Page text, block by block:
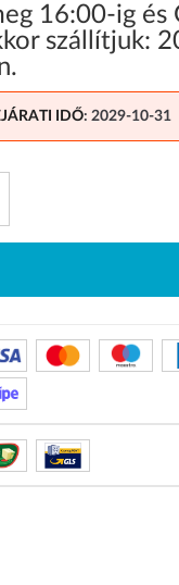
16:00-ig és
szállítjuk:
.
IDŐ: 2029-10-31